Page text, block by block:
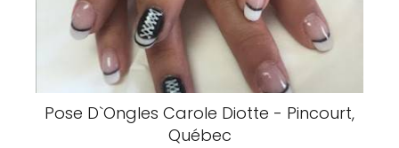
Pose D`Ongles Carole Diotte - Pincourt,
Québec